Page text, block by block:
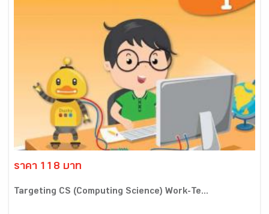
ราคา 118 บาท
Targeting CS (Computing Science) Work-Te...